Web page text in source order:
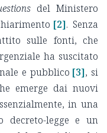
del Ministero
[2]. Senza
sulle fonti, che
ha suscitato
e pubblico [3], si
emerge dai nuovi
in una
decreto-legge e un